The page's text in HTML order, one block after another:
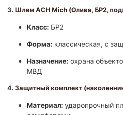
3. Шлем ACH Mich (Олива, БР2,
Класс: БР2
Форма: классическая, с
Назначение: охрана
МВД
4. Защитный комплект
Материал: ударопрочный